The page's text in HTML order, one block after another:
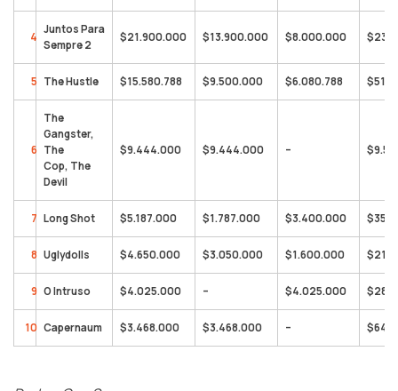
4
Juntos Para
Sempre 2
$21.900.000 $13.900.000 $8.000.000
5 The Hustle $15.580.788 $9.500.000 $6.080.788
6
The
Gangster,
The
Cop, The
Devil
$9.444.000 $9.444.000 –
7 Long Shot $5.187.000 $1.787.000 $3.400.000
8 Uglydolls $4.650.000 $3.050.000 $1.600.000
9 O Intruso $4.025.000 – $4.025.000
10 Capernaum $3.468.000 $3.468.000 –